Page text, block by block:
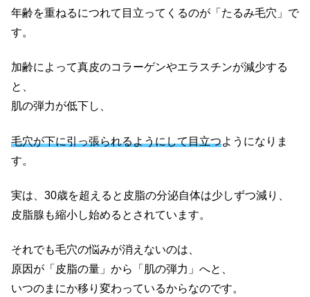
年齢を重ねるにつれて目立ってくるのが「たるみ毛穴」で
す。
加齢によって真皮のコラーゲンやエラスチンが減少する
と、
肌の弾力が低下し、
毛穴が下に引っ張られるようにして目立つようになりま
す。
実は、30歳を超えると皮脂の分泌自体は少しずつ減り、
皮脂腺も縮小し始めるとされています。
それでも毛穴の悩みが消えないのは、
原因が「皮脂の量」から「肌の弾力」へと、
いつのまにか移り変わっているからなのです。